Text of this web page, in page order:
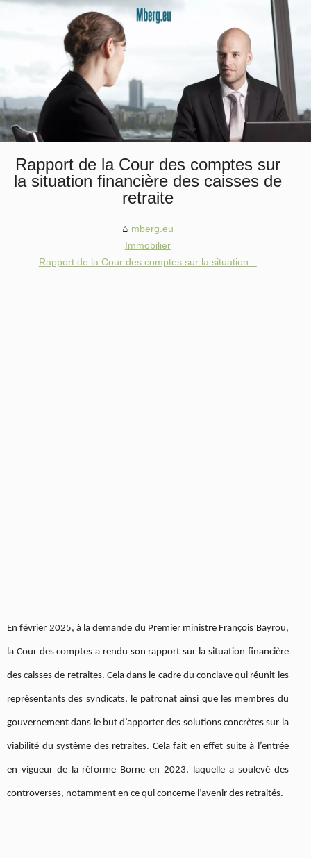
Rapport de la Cour des comptes sur
la situation financière des caisses de
retraite
mberg.eu
Immobilier
Rapport de la Cour des comptes sur la situation...
En février 2025, à la demande du Premier ministre François Bayrou,
la Cour des comptes a rendu son rapport sur la situation financière
des caisses de retraites. Cela dans le cadre du conclave qui réunit les
représentants des syndicats, le patronat ainsi que les membres du
gouvernement dans le but d’apporter des solutions concrètes sur la
viabilité du système des retraites. Cela fait en effet suite à l’entrée
en vigueur de la réforme Borne en 2023, laquelle a soulevé des
controverses, notamment en ce qui concerne l’avenir des retraités.